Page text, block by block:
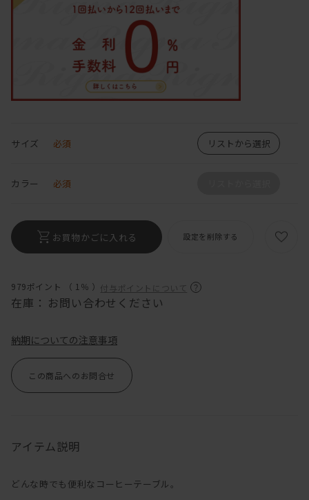
979ポイント （ 1％ ） 付与ポイントについて
在庫： お問い合わせください
サイズ 必須 リストから選択
カラー 必須
お買物かごに入れる 設定を削除する
納期についての注意事項
この商品へのお問合せ
アイテム説明
どんな時でも便利なコーヒーテーブル。